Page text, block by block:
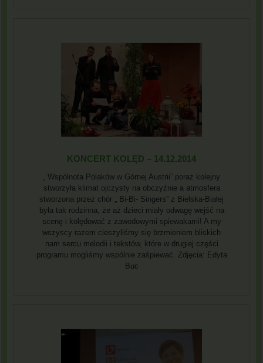
KONCERT KOLĘD – 14.12.2014
„ Wspólnota Polaków w Górnej Austrii” poraz kolejny
stworzyła klimat ojczysty na obczyźnie a atmosfera
stworzona przez chór „ Bi-Bi- Singers” z Bielska-Białej
była tak rodzinna, że aż dzieci miały odwagę wejść na
scenę i kolędować z zawodowymi spiewakami! A my
wszyscy razem cieszyliśmy się brzmieniem bliskich
nam sercu melodii i tekstów, które w drugiej części
programu mogliśmy wspólnie zaśpiewać. Zdjęcia: Edyta
Buc